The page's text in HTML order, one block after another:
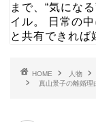
まで、“気にな
イル。 日常の
と共有できれば
HOME 人物
真山景子の離婚理